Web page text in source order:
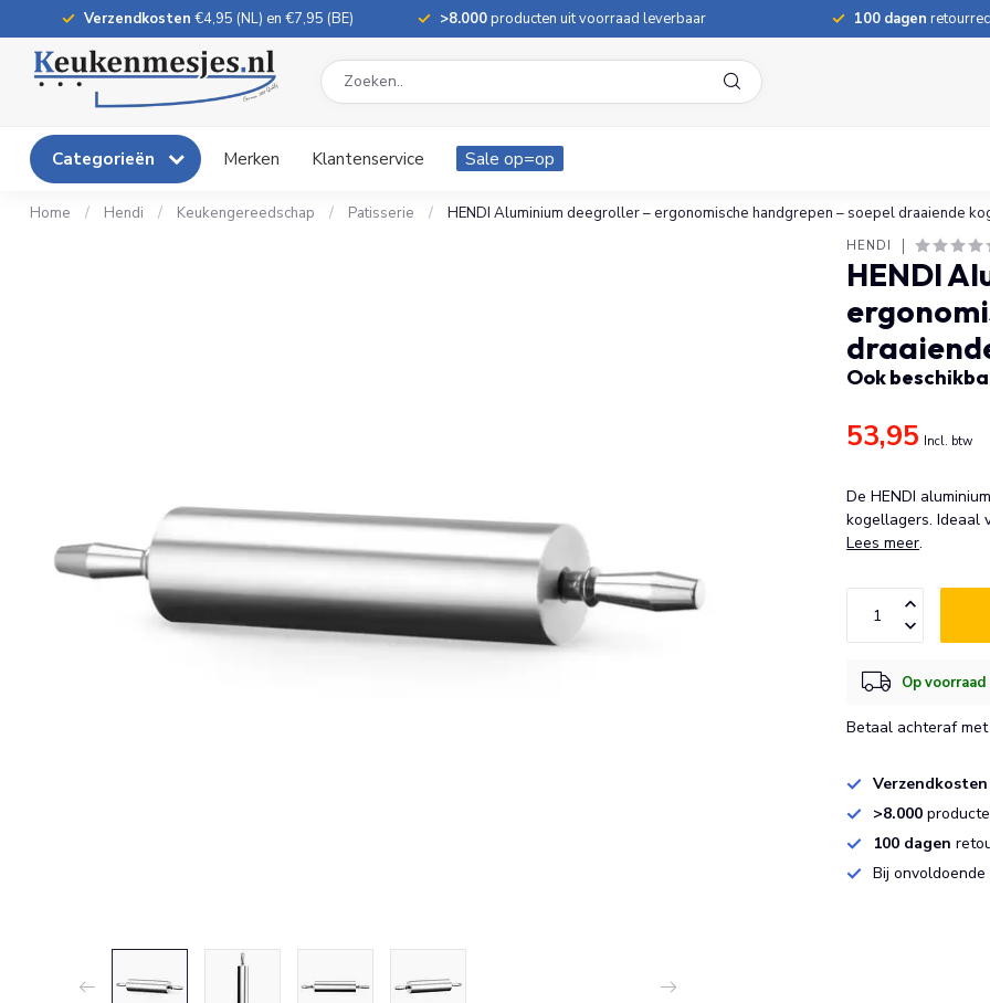
Verzendkosten €4,95 (NL) en €7,95 (BE) >8.000producten uit voorraad leverbaar 100 dagen
Categorieën Merken Klantenservice Sale op=op
Home / Hendi / Keukengereedschap / Patisserie / HENDI Aluminium deegroller – ergonomische handgrepen – soepel draaiende
HENDI
HENDI
Ook
53,95 Incl. btw
De HENDI
kogellagers. Ideaal
Lees meer.
Op
Betaal achteraf
Verzendkosten
>8.000
100 dagen
Bij